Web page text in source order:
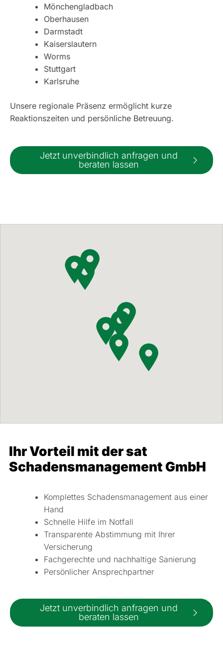
Mönchengladbach
Oberhausen
Darmstadt
Kaiserslautern
Worms
Stuttgart
Karlsruhe
Unsere regionale Präsenz ermöglicht kurze
Reaktionszeiten und persönliche Betreuung.
Jetzt unverbindlich anfragen und
beraten lassen
Ihr Vorteil mit der sat
Schadensmanagement GmbH
Komplettes Schadensmanagement aus einer
Hand
Schnelle Hilfe im Notfall
Transparente Abstimmung mit Ihrer
Versicherung
Fachgerechte und nachhaltige Sanierung
Persönlicher Ansprechpartner
Jetzt unverbindlich anfragen und
beraten lassen